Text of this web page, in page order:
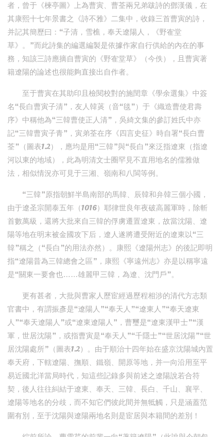
者，曾于《楝亭圖》上為曹寅、曹荃兩兄弟跋詩的鄧漢儀，在
其康熙十七年景書之《詩不雅》二集中，收錄三首曹寅的詩，
并記其簡歷曰：“子清，雪樵，奉天遼陽人，《野隺堂
草》。”而此詩集的編選編製是依據作家自行供給的內在的事
務，知該三詩應摘自曹寅的《野隺堂草》（今佚），且曹寅著
籍遼陽的論述也很能夠直接出自作者。
至于曹寅在其助印且檢閱校對的施閏章《學余選集》中簽
名“長白曹寅子清”，友人韓菼（音“毯”）于《織造曹使君壽
序》中稱他為“三韓曹使正人清”，吳綺文集的參訂姓氏中亦
記“三韓曹寅子青”，寅弟荃在序《四言史征》時自署“長白曹
荃”（圖表1.2），應均是用“三韓”與“長白”來泛指遼東（指遼
河以東的地域），此為明清文士圈罕見不直用地名的儒雅做
法，相似情況亦可見于三湘、嶺南和八閩等例。
“三韓”原指朝鮮半島南部的馬韓、辰韓和弁韓三個小國，
由于遼圣宗開泰五年（1016）耶律世良年夜破高麗軍時，除斬
首數萬級，還將大批來自三韓的俘虜遷置遼東，故當沈陽、遼
陽等地在明末被金國攻下后，遼人遂將遭受附近的遼東以“三
韓”稱之（“長白”的用法亦然）。康熙《遼陽州志》的後記即明
指“遼陽昔為三韓總會之區”，康熙《寧遠州志》亦是以稱寧遠
是“關東一要會也……雄麗甲三韓，為遼、沈門戶”。
更有甚者，大批與曹家人歷宦經過歷程相涉的清代方志類
官書中，有謂振彥是“遼陽人”“奉天人”“遼東人”“奉天遼東
人”“奉天遼陽人”或“遼東遼陽人”，曹璽是“遼東漢甲士”“漢
軍，世居沈陽”，或指曹寅是“奉天人”“千隱士”“世居沈陽”“世
居沈陽處所”（圖表1.2）。由于順治十四年始在盛京沈陽城內置
奉天府，下轄遼陽、撫順、鐵嶺、開原等地，并一向沿用至平
易近國北洋當局時代，知這些記錄多與前述之遼陽說若合符
契，後人往往糾結于遼東、奉天、三韓、長白、千山、襄平、
遼陽等地名的分歧，而不知它們彼此間并無牴觸，只是涵蓋范
圍有別，至于沈陽與遼陽兩地名則是宦居與本籍間的差別！